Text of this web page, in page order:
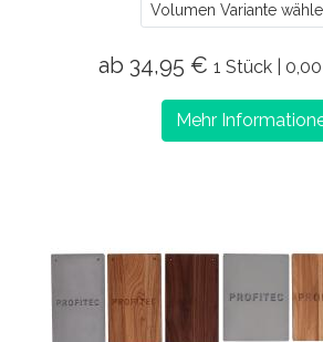
Volumen Variante
ab 34,95 € 1 Stück |
Mehr